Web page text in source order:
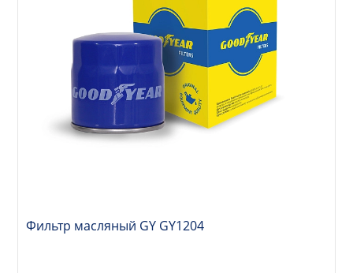
Фильтр масляный GY GY1204